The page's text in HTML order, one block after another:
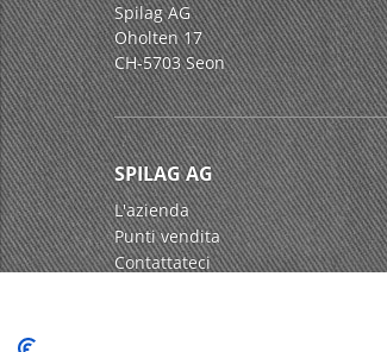
Spilag AG
Oholten 17
CH-5703 Seon
SPILAG AG
L'azienda
Punti vendita
Contattateci